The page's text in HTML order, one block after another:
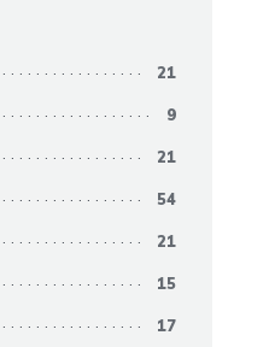
21
9
21
54
21
15
17